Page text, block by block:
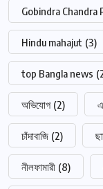
Gobindra Chandra
Hindu mahajut (3)
top Bangla news
অভিযোগ (2)
চাঁদাবাজি (2)
নীলফামারী (8)